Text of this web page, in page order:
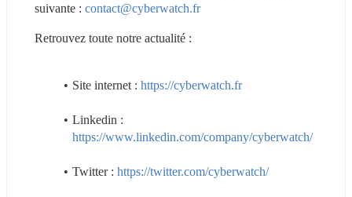
suivante : contact@cyberwatch.fr
Retrouvez toute notre actualité :
Site internet : https://cyberwatch.fr
https://www.linkedin.com/company/cyberwatch/
Twitter : https://twitter.com/cyberwatch/